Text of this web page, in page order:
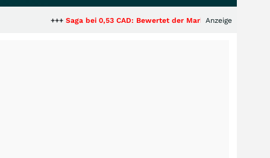
Saga bei 0,53 CAD: Bewertet der Markt noch immer nur die
Anzeige